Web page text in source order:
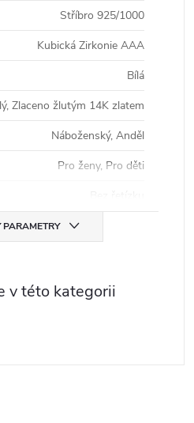
Stříbro 925/1000
Kubická Zirkonie AAA
Bílá
Zlaceno žlutým 14K zlatem
Náboženský, Anděl
Pro ženy, Pro děti
v této kategorii